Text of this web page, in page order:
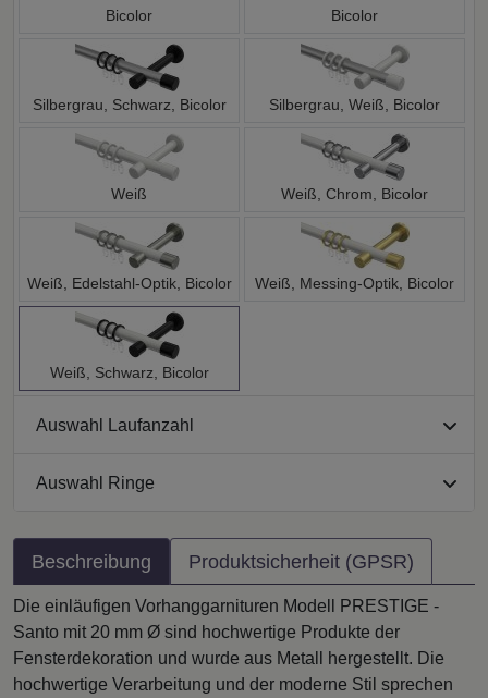
Bicolor
Bicolor
Silbergrau, Schwarz, Bicolor Silbergrau, Weiß, Bicolor
Weiß Weiß, Chrom, Bicolor
Weiß, Edelstahl-Optik, Bicolor Weiß, Messing-Optik, Bicolor
Weiß, Schwarz, Bicolor
Auswahl Laufanzahl
Auswahl Ringe
Beschreibung Produktsicherheit (GPSR)
Die einläufigen Vorhanggarnituren Modell PRESTIGE -
Santo mit 20 mm Ø sind hochwertige Produkte der
Fensterdekoration und wurde aus Metall hergestellt. Die
hochwertige Verarbeitung und der moderne Stil sprechen